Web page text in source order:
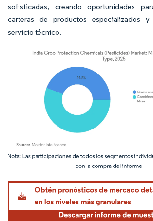
sofisticadas, creando oportunidades
carteras de productos especializados y
servicio técnico.
Imagen © Mordor Intelligence. El uso requiere atribución